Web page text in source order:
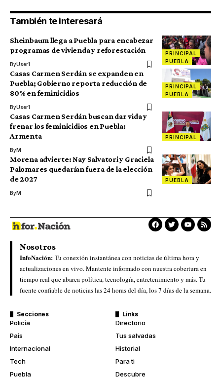
También te interesará
PRINCIPAL
PUEBLA
Sheinbaum llega a Puebla para encabezar
programas de vivienda y reforestación
ByUser1
PRINCIPAL
PUEBLA
Casas Carmen Serdán se expanden en
Puebla; Gobierno reporta reducción de
80% en feminicidios
ByUser1
PRINCIPAL
Casas Carmen Serdán buscan dar vida y
frenar los feminicidios en Puebla:
Armenta
ByM
PUEBLA
Morena advierte: Nay Salvatori y Graciela
Palomares quedarían fuera de la elección
de 2027
ByM
Nosotros
InfoNación: Tu conexión instantánea con noticias de última hora y
actualizaciones en vivo. Mantente informado con nuestra cobertura en
tiempo real que abarca política, tecnología, entretenimiento y más. Tu
fuente confiable de noticias las 24 horas del día, los 7 días de la semana.
Secciones
Policía
País
Internacional
Tech
Puebla
Links
Directorio
Tus salvadas
Historial
Para ti
Descubre